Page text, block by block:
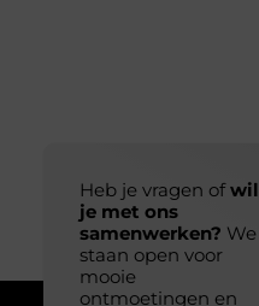
Heb je vragen ofwil
je met ons
samenwerken? We
staan open voor
mooie
ontmoetingen en